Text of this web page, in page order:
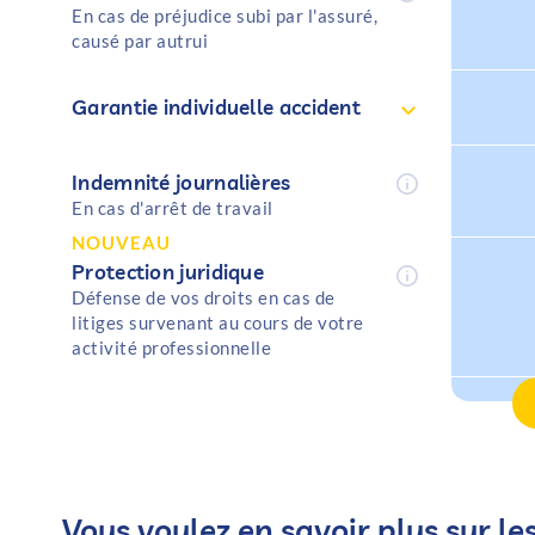
En cas de préjudice subi par l'assuré,
causé par autrui
Garantie individuelle accident
intervention des organismes sociaux
Indemnité journalières
En cas d'arrêt de travail
NOUVEAU
Protection juridique
Défense de vos droits en cas de
litiges survenant au cours de votre
activité professionnelle